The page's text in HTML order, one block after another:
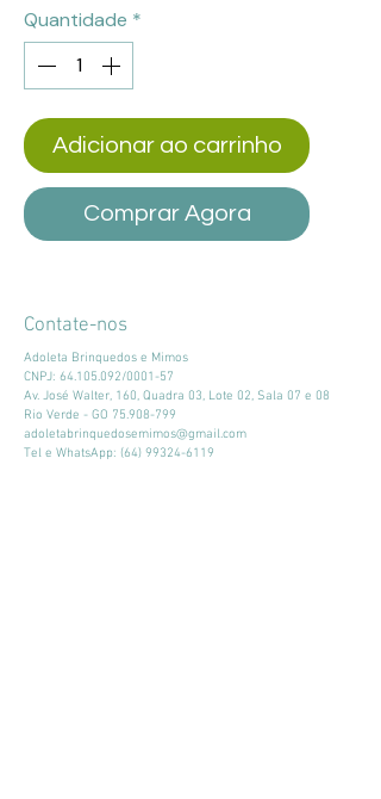
Quantidade *
Adicionar ao carrinho
Comprar Agora
Contate-nos
Adoleta Brinquedos e Mimos
CNPJ: 64.105.092/0001-57
Av. José Walter, 160, Quadra 03, Lote 02, Sala 07 e 08
Rio Verde - GO 75.908-799
adoletabrinquedosemimos@gmail.com
Tel e WhatsApp: (64) 99324-6119